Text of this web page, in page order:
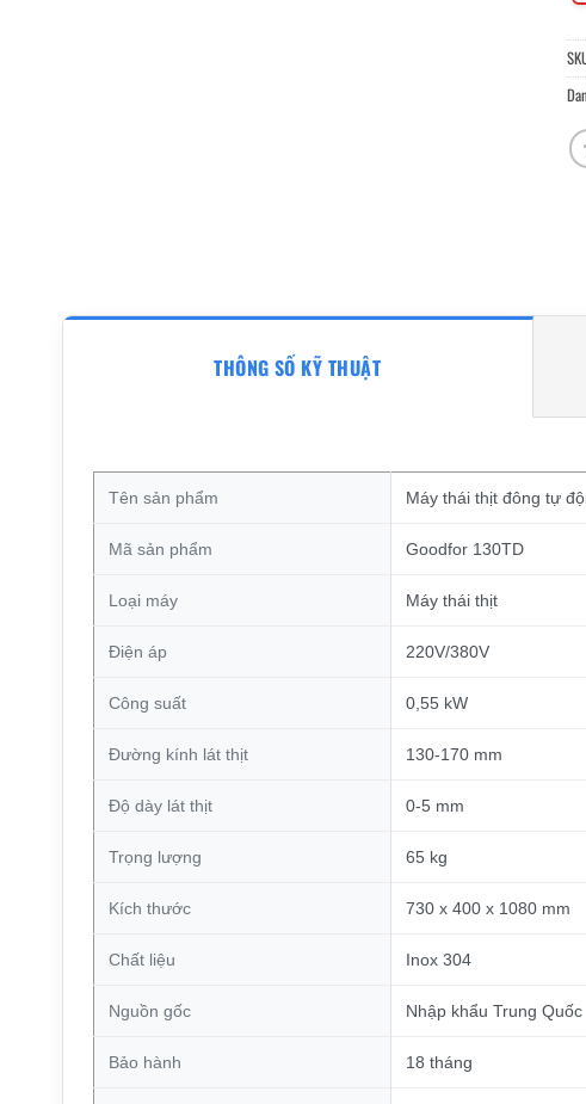
THÔNG SỐ KỸ THUẬT
Tên sản phẩm Máy thái thịt đông tự
Mã sản phẩm Goodfor 130TD
Loại máy Máy thái thịt
Điện áp 220V/380V
Công suất 0,55 kW
Đường kính lát thịt 130-170 mm
Độ dày lát thịt 0-5 mm
Trọng lượng 65 kg
Kích thước 730 x 400 x 1080 mm
Chất liệu Inox 304
Nguồn gốc Nhập khẩu Trung Quốc
Bảo hành 18 tháng